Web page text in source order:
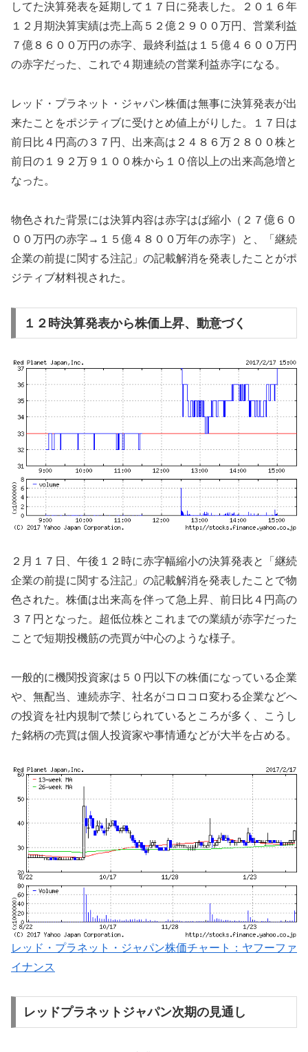
してた決算発表を延期して１７日に発表した。２０１６年
１２月期決算実績は売上高５２億２９００万円、営業利益
７億８６００万円の赤字、最終利益は１５億４６００万円
の赤字だった、これで４期連続の営業利益赤字になる。
レッド・プラネット・ジャパン株価は無事に決算発表が出
来たことをポジティブに受けとめ値上がりした。１７日は
前日比４円高の３７円、出来高は２４８６万２８００株と
前日の１９２万９１００株から１０倍以上の出来高急増と
なった。
物色された背景には決算内容は赤字はば縮小（２７億６０
００万円の赤字→１５億４８００万年の赤字）と、「継続
企業の前提に関する注記」の記載解消を発表したことがポ
ジティブ材料視された。
１２時決算発表から株価上昇、動意づく
２月１７日、午後１２時に赤字幅縮小の決算発表と「継続
企業の前提に関する注記」の記載解消を発表したことで物
色された。株価は出来高を伴って急上昇、前日比４円高の
３７円となった。超低位株とこれまでの業績が赤字だった
ことで短期投機筋の売買が中心のような様子。
一般的に機関投資家は５０円以下の株価になっている企業
や、無配当、連続赤字、社名がコロコロ変わる企業などへ
の投資を社内規制で禁じられているところが多く、こうし
た銘柄の売買は個人投資家や事情通などが大半を占める。
レッド・プラネット・ジャパン株価チャート：ヤフーファ
イナンス
レッドプラネットジャパン次期の見通し